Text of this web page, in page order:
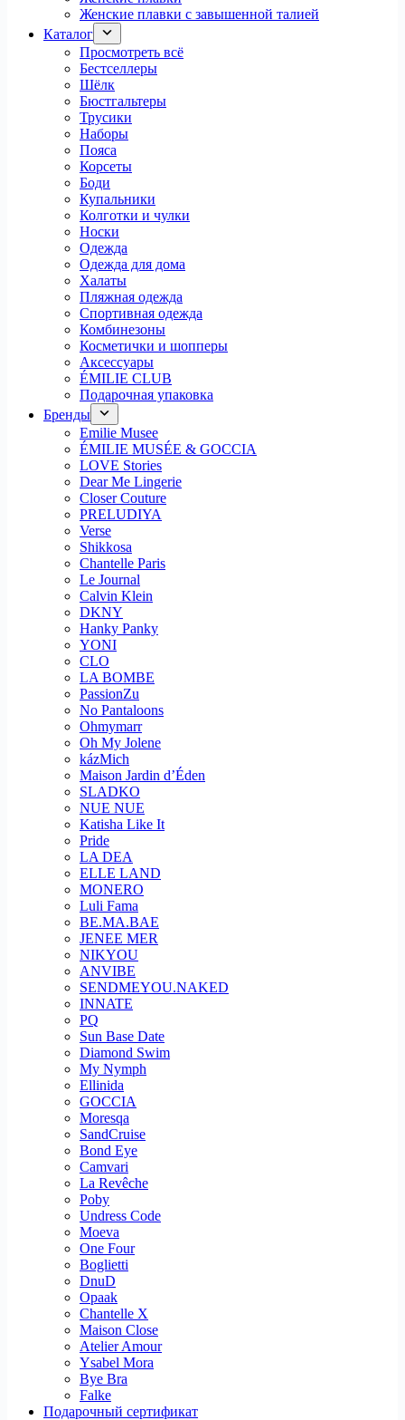
Женские плавки с завышенной талией
Каталог
Просмотреть всё
Бестселлеры
Шёлк
Бюстгальтеры
Трусики
Наборы
Пояса
Корсеты
Боди
Купальники
Колготки и чулки
Носки
Одежда
Одежда для дома
Халаты
Пляжная одежда
Спортивная одежда
Комбинезоны
Косметички и шопперы
Аксессуары
ÉMILIE CLUB
Подарочная упаковка
Бренды
Emilie Musee
ÉMILIE MUSÉE & GOCCIA
LOVE Stories
Dear Me Lingerie
Closer Couture
PRELUDIYA
Verse
Shikkosa
Chantelle Paris
Le Journal
Calvin Klein
DKNY
Hanky Panky
YONI
CLO
LA BOMBE
PassionZu
No Pantaloons
Ohmymarr
Oh My Jolene
kázMich
Maison Jardin d’Éden
SLADKO
NUE NUE
Katisha Like It
Pride
LA DEA
ELLE LAND
MONERO
Luli Fama
BE.MA.BAE
JENEE MER
NIKYOU
ANVIBE
SENDMEYOU.NAKED
INNATE
PQ
Sun Base Date
Diamond Swim
My Nymph
Ellinida
GOCCIA
Moresqa
SandCruise
Bond Eye
Camvari
La Revêche
Poby
Undress Code
Moeva
One Four
Boglietti
DnuD
Opaak
Chantelle X
Maison Close
Atelier Amour
Ysabel Mora
Bye Bra
Falke
Подарочный сертификат